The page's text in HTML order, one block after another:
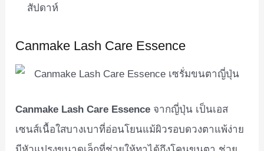
สัปดาห์
Canmake Lash Care Essence
Canmake Lash Care Essence จากญี่ปุ่น เป็นเอส
เซนส์เนื้อใสบางเบาที่อ่อนโยนแม้ผิวรอบดวงตาแพ้ง่าย